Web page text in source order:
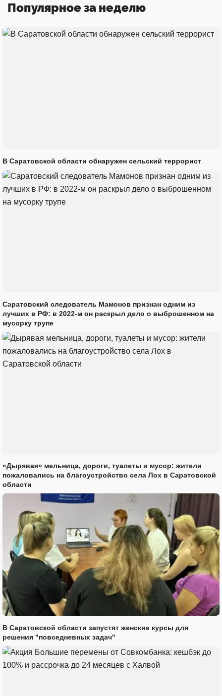
Популярное за неделю
В Саратовской области обнаружен сельский террорист
Саратовский следователь Мамонов признан одним из
лучших в РФ: в 2022-м он раскрыл дело о выброшенном на
мусорку трупе
«Дырявая» мельница, дороги, туалеты и мусор: жители
пожаловались на благоустройство села Лох в Саратовской
области
В Саратовской области запустят женские курсы для
решения "повседневных задач"